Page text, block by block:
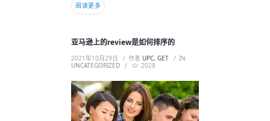
阅读更多
亚马逊上的review是如何排序的
2021年10月29日 作者 UPC, GET
IN
UNCATEGORIZED
2028